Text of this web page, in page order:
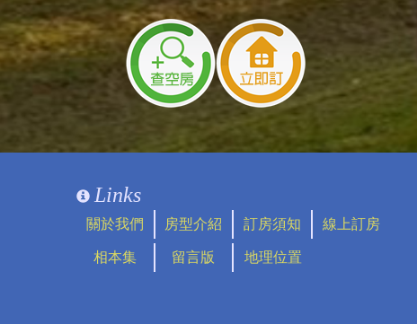
Links
關於我們 房型介紹 訂房須知 線上訂房
相本集 留言版 地理位置